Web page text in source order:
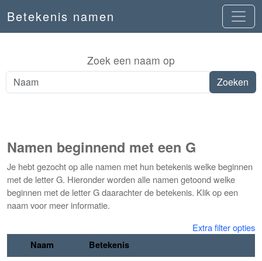
Betekenis namen
Zoek een naam op
Namen beginnend met een G
Je hebt gezocht op alle namen met hun betekenis welke beginnen
met de letter G. Hieronder worden alle namen getoond welke
beginnen met de letter G daarachter de betekenis. Klik op een
naam voor meer informatie.
Extra filter opties
Naam
Betekenis